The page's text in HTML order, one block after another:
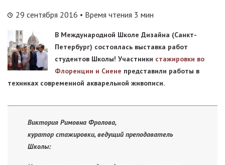
29 сентября 2016 • Время чтения 3 мин
В Международной Школе Дизайна (Санкт-
Петербург) состоялась выставка работ
студентов Школы! Участники стажировки во
Флоренции и Сиене представили работы в
техниках современной акварельной живописи.
Виктория Римовна Фролова,
куратор стажировки, ведущий преподаватель
Школы: